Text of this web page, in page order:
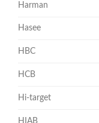
Harman
Hasee
HBC
HCB
Hi-target
HIAB